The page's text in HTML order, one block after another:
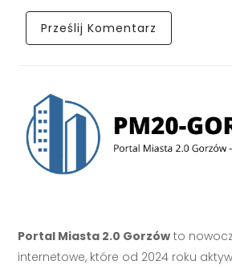
Portal Miasta 2.0 Gorzów to
internetowe, które od 2024 roku